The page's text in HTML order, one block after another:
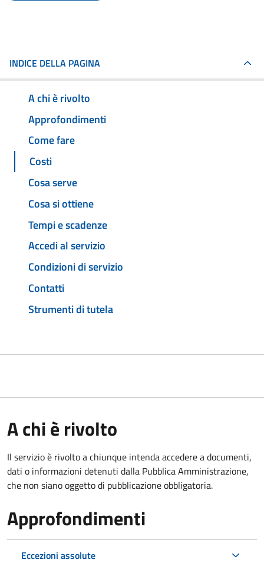
INDICE DELLA PAGINA
A chi è rivolto
Approfondimenti
Come fare
Costi
Cosa serve
Cosa si ottiene
Tempi e scadenze
Accedi al servizio
Condizioni di servizio
Contatti
Strumenti di tutela
A chi è rivolto
Il servizio è rivolto a chiunque intenda accedere a documenti,
dati o informazioni detenuti dalla Pubblica Amministrazione,
che non siano oggetto di pubblicazione obbligatoria.
Approfondimenti
Eccezioni assolute